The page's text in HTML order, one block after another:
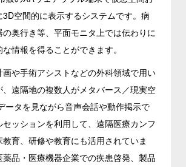
3D空間的に表示するシステムです。病
奥行き等、平面モニタ上では伝わりに
情報を得ることができます。
画や手術アシストなどの外科領域で用い
、遠隔地の複数人がメタバース／現実空
ータを見ながら音声会話や動作掲示で
セッションを利用して、遠隔医療カンフ
教育、研修や教育にも活用されていま
品・医療機器企業での疾患啓発、製品